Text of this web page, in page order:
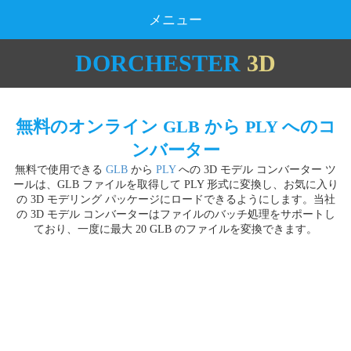
メニュー
DORCHESTER 3D
無料のオンライン GLB から PLY へのコ
ンバーター
無料で使用できる GLB から PLYへの 3D モデル コンバーター ツ
ールは、GLB ファイルを取得して PLY 形式に変換し、お気に入り
の 3D モデリング パッケージにロードできるようにします。当社
の 3D モデル コンバーターはファイルのバッチ処理をサポートし
ており、一度に最大 20 GLB のファイルを変換できます。